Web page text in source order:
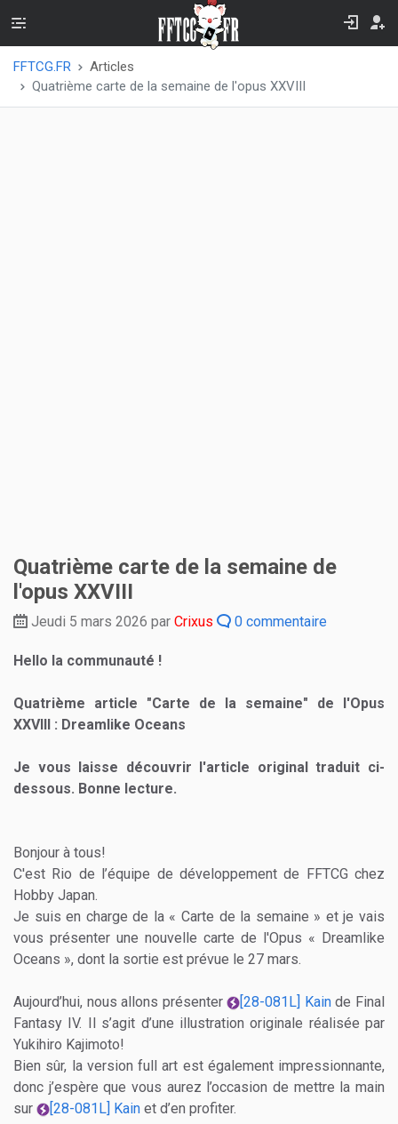
FFTCG.FR
Articles
Quatrième carte de la semaine de l'opus XXVIII
Quatrième carte de la semaine de
l'opus XXVIII
Jeudi 5 mars 2026 par Crixus 0 commentaire
Hello la communauté !
Quatrième article "Carte de la semaine" de l'Opus
XXVIII : Dreamlike Oceans
Je vous laisse découvrir l'article original traduit ci-
dessous. Bonne lecture.
Bonjour à tous!
C'est Rio de l’équipe de développement de FFTCG chez
Hobby Japan.
Je suis en charge de la « Carte de la semaine » et je vais
vous présenter une nouvelle carte de l'Opus « Dreamlike
Oceans », dont la sortie est prévue le 27 mars.
Aujourd’hui, nous allons présenter [28-081L] Kainde Final
Fantasy IV. Il s’agit d’une illustration originale réalisée par
Yukihiro Kajimoto!
Bien sûr, la version full art est également impressionnante,
donc j’espère que vous aurez l’occasion de mettre la main
sur
[28-081L] Kain et d’en profiter.